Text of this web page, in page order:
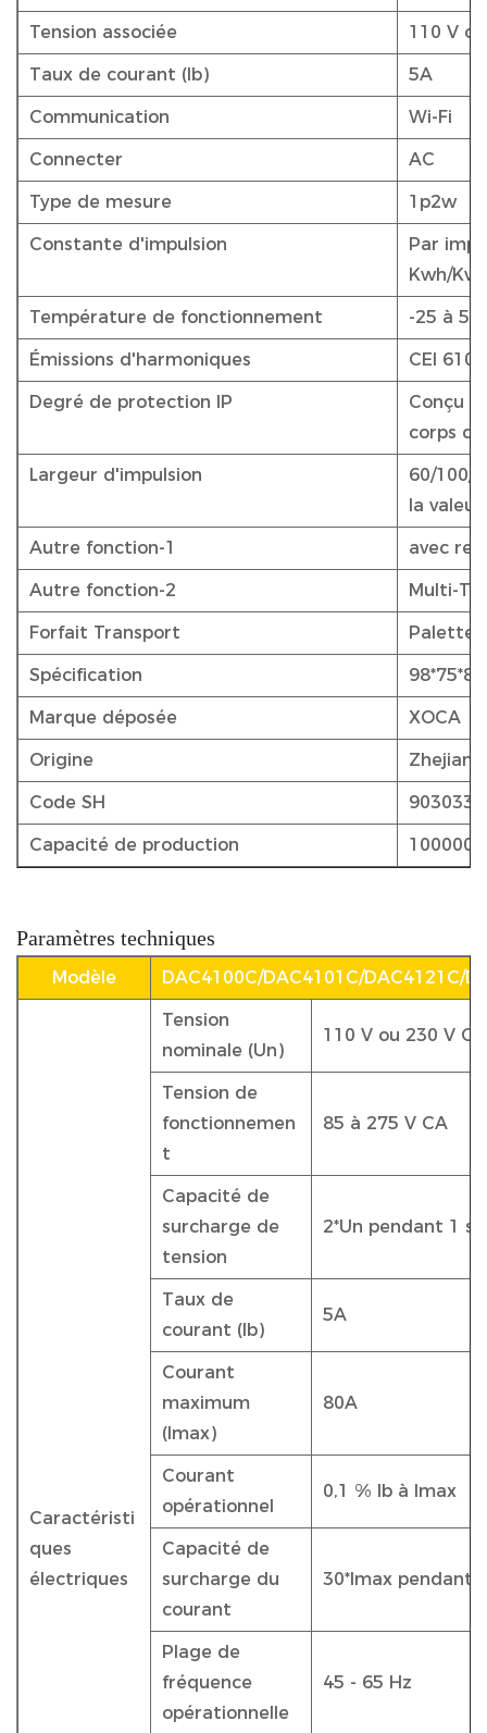
Tension associée 110 V
Taux de courant (Ib) 5A
Communication Wi-Fi
Connecter AC
Type de mesure 1p2w
Constante d'impulsion
Par
Kwh/
Température de fonctionnement -25 à
Émissions d'harmoniques CEI
Degré de protection IP
Conçu
corps
Largeur d'impulsion
60/100/
la
Autre fonction-1 avec
Autre fonction-2 Multi-
Forfait Transport
Spécification
Marque déposée XOCA
Origine
Code SH
Capacité de production
Paramètres techniques
Modèle DAC4100C/DAC4101C/DAC4121C/
Caractéristi
ques
électriques
Tension
nominale (Un)
110 V ou 230 V CA
Tension de
fonctionnemen
t
85 à 275 V CA
Capacité de
surcharge de
tension
2*Un pendant 1
Taux de
courant (Ib)
5A
Courant
maximum
(Imax)
80A
Courant
opérationnel
0,1 % Ib à Imax
Capacité de
surcharge du
courant
30*Imax pendant
Plage de
fréquence
opérationnelle
45 - 65 Hz